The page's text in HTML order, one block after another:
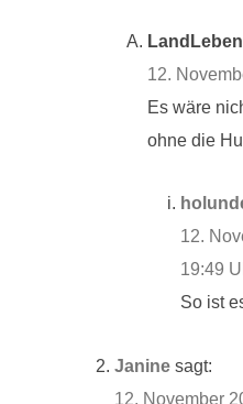
12.
Es wäre
ohne die
12.
19:49
So ist
Janine sagt:
12. November